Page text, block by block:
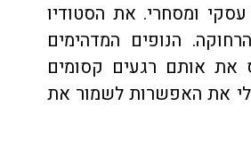
ומסחרי. את הסטודיו
הרחוקה. הנופים המדהימים
את אותם רגעים קסומים
לי את האפשרות לשמור את